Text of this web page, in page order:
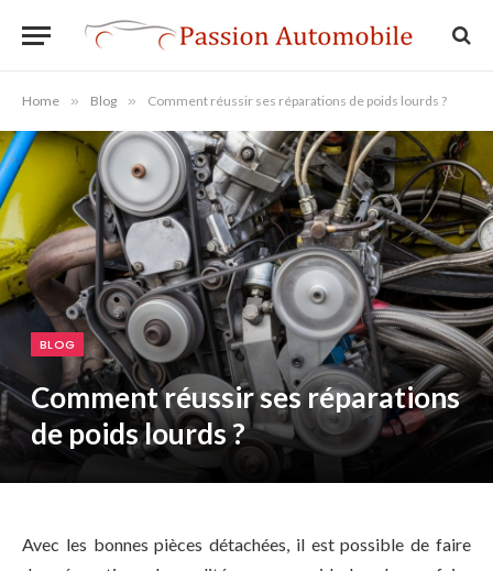
Home » Blog » Comment réussir ses réparations de poids lourds ?
BLOG
Comment réussir ses réparations
de poids lourds ?
Avec les bonnes pièces détachées, il est possible de faire